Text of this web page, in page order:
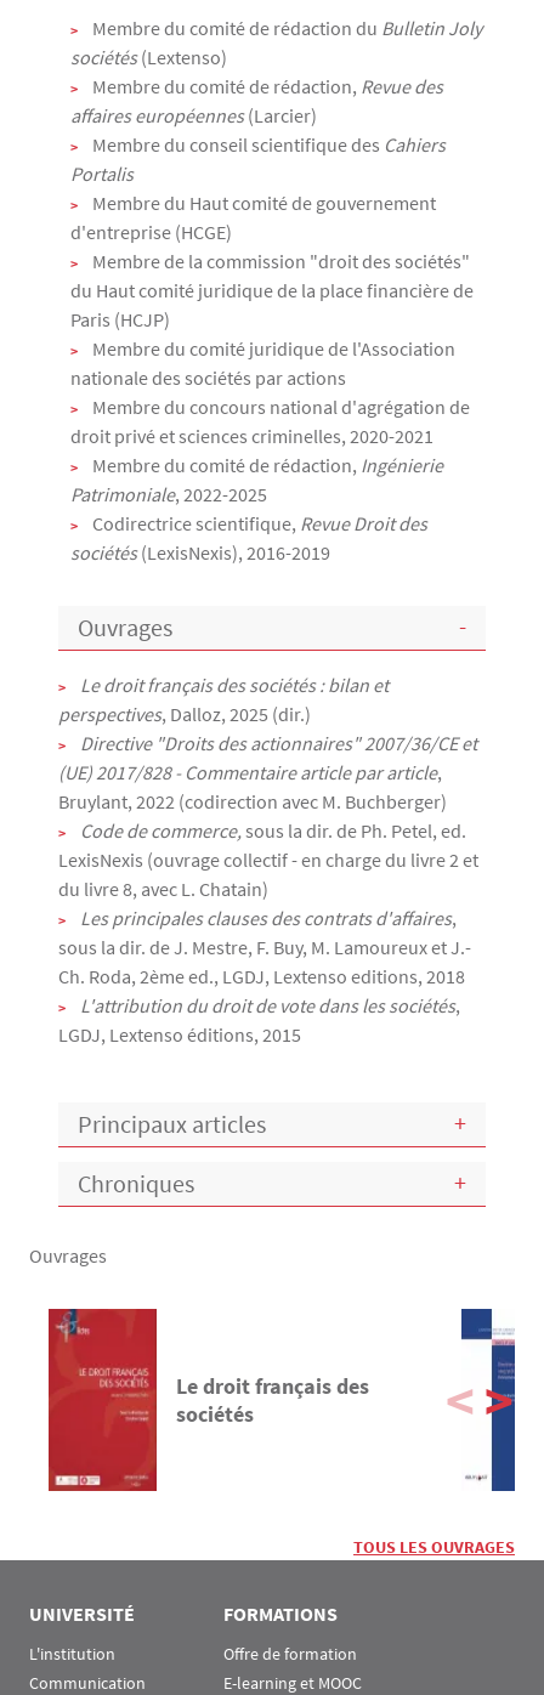
Membre du comité de rédaction du Bulletin Joly
sociétés(Lextenso)
Membre du comité de rédaction, Revue des
affaires européennes(Larcier)
Membre du conseil scientifique des Cahiers
Portalis
Membre du Haut comité de gouvernement
d'entreprise (HCGE)
Membre de la commission "droit des sociétés"
du Haut comité juridique de la place financière de
Paris (HCJP)
Membre du comité juridique de l'Association
nationale des sociétés par actions
Membre du concours national d'agrégation de
droit privé et sciences criminelles, 2020-2021
Membre du comité de rédaction, Ingénierie
Patrimoniale, 2022-2025
Codirectrice scientifique, Revue Droit des
sociétés(LexisNexis), 2016-2019
Ouvrages
Le droit français des sociétés : bilan et
perspectives, Dalloz, 2025 (dir.)
Directive "Droits des actionnaires" 2007/36/CE et
(UE) 2017/828 - Commentaire article par article,
Bruylant, 2022 (codirection avec M. Buchberger)
Code de commerce,sous la dir. de Ph. Petel, ed.
LexisNexis (ouvrage collectif - en charge du livre 2 et
du livre 8, avec L. Chatain)
Les principales clauses des contrats d'affaires,
sous la dir. de J. Mestre, F. Buy, M. Lamoureux et J.-
Ch. Roda, 2ème ed., LGDJ, Lextenso editions, 2018
L'attribution du droit de vote dans les sociétés,
LGDJ, Lextenso éditions, 2015
Principaux articles
Chroniques
Ouvrages
Le droit français des
sociétés
TOUS LES OUVRAGES
UNIVERSITÉ
L'institution
Communication
FORMATIONS
Offre de formation
E-learning et MOOC